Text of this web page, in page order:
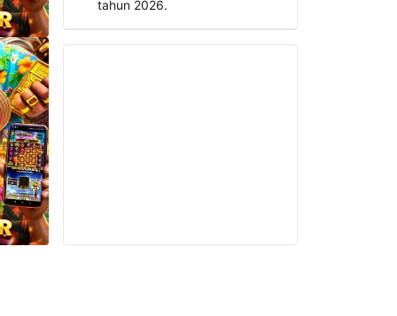
tahun 2026.